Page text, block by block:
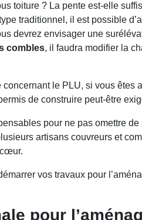
toiture ? La pente est-elle
traditionnel, il est possible
devrez envisager une
combles, il faudra modifier la
le PLU, si vous
de construire peut-être
pour ne pas omettre
artisans couvreurs et
vos travaux pour
pour